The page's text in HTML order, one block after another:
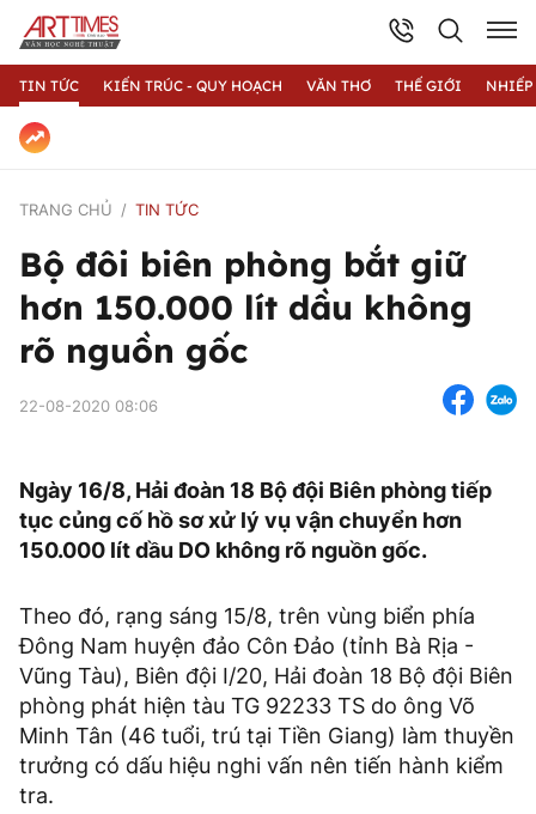
TIN TỨC KIẾN TRÚC - QUY HOẠCH VĂN THƠ THẾ GIỚI
TRANG CHỦ TIN TỨC
Bộ đôi biên phòng bắt giữ
hơn 150.000 lít dầu không
rõ nguồn gốc
22-08-2020 08:06
Ngày 16/8, Hải đoàn 18 Bộ đội Biên phòng tiếp
tục củng cố hồ sơ xử lý vụ vận chuyển hơn
150.000 lít dầu DO không rõ nguồn gốc.
Theo đó, rạng sáng 15/8, trên vùng biển phía
Đông Nam huyện đảo Côn Đảo (tỉnh Bà Rịa -
Vũng Tàu), Biên đội I/20, Hải đoàn 18 Bộ đội Biên
phòng phát hiện tàu TG 92233 TS do ông Võ
Minh Tân (46 tuổi, trú tại Tiền Giang) làm thuyền
trưởng có dấu hiệu nghi vấn nên tiến hành kiểm
tra.